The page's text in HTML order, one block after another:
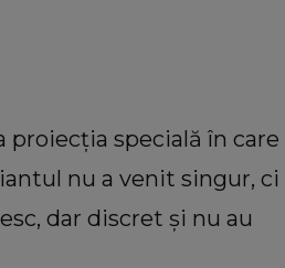
specială în care
nu a venit singur, ci
dar discret și nu au